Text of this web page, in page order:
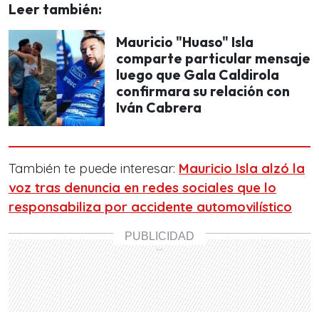
Leer también:
Mauricio "Huaso" Isla
comparte particular mensaje
luego que Gala Caldirola
confirmara su relación con
Iván Cabrera
También te puede interesar: Mauricio Isla alzó la
voz tras denuncia en redes sociales que lo
responsabiliza por accidente automovilístico